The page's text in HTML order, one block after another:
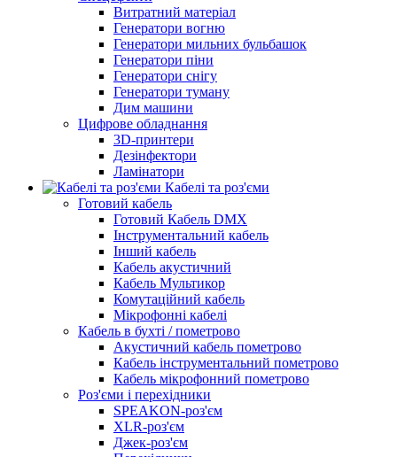
Витратний матеріал
Генератори вогню
Генератори мильних бульбашок
Генератори піни
Генератори снігу
Генератори туману
Дим машини
Цифрове обладнання
3D-принтери
Дезінфектори
Ламінатори
Кабелі та роз'єми
Готовий кабель
Готовий Кабель DMX
Інструментальний кабель
Інший кабель
Кабель акустичний
Кабель Мультикор
Комутаційний кабель
Мікрофонні кабелі
Кабель в бухті / пометрово
Акустичний кабель пометрово
Кабель інструментальний пометрово
Кабель мікрофонний пометрово
Роз'єми і перехідники
SPEAKON-роз'єм
XLR-роз'єм
Джек-роз'єм